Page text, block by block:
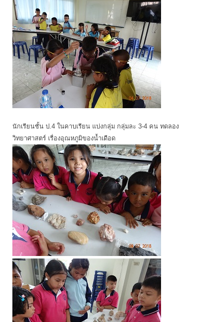
นักเรียนชั้น ป.4 ในคาบเรียน แบ่งกลุ่ม กลุ่มละ 3-4 คน ทดลอง
วิทยาศาสตร์ เรื่องอุณหภูมิของน้ำเดือด